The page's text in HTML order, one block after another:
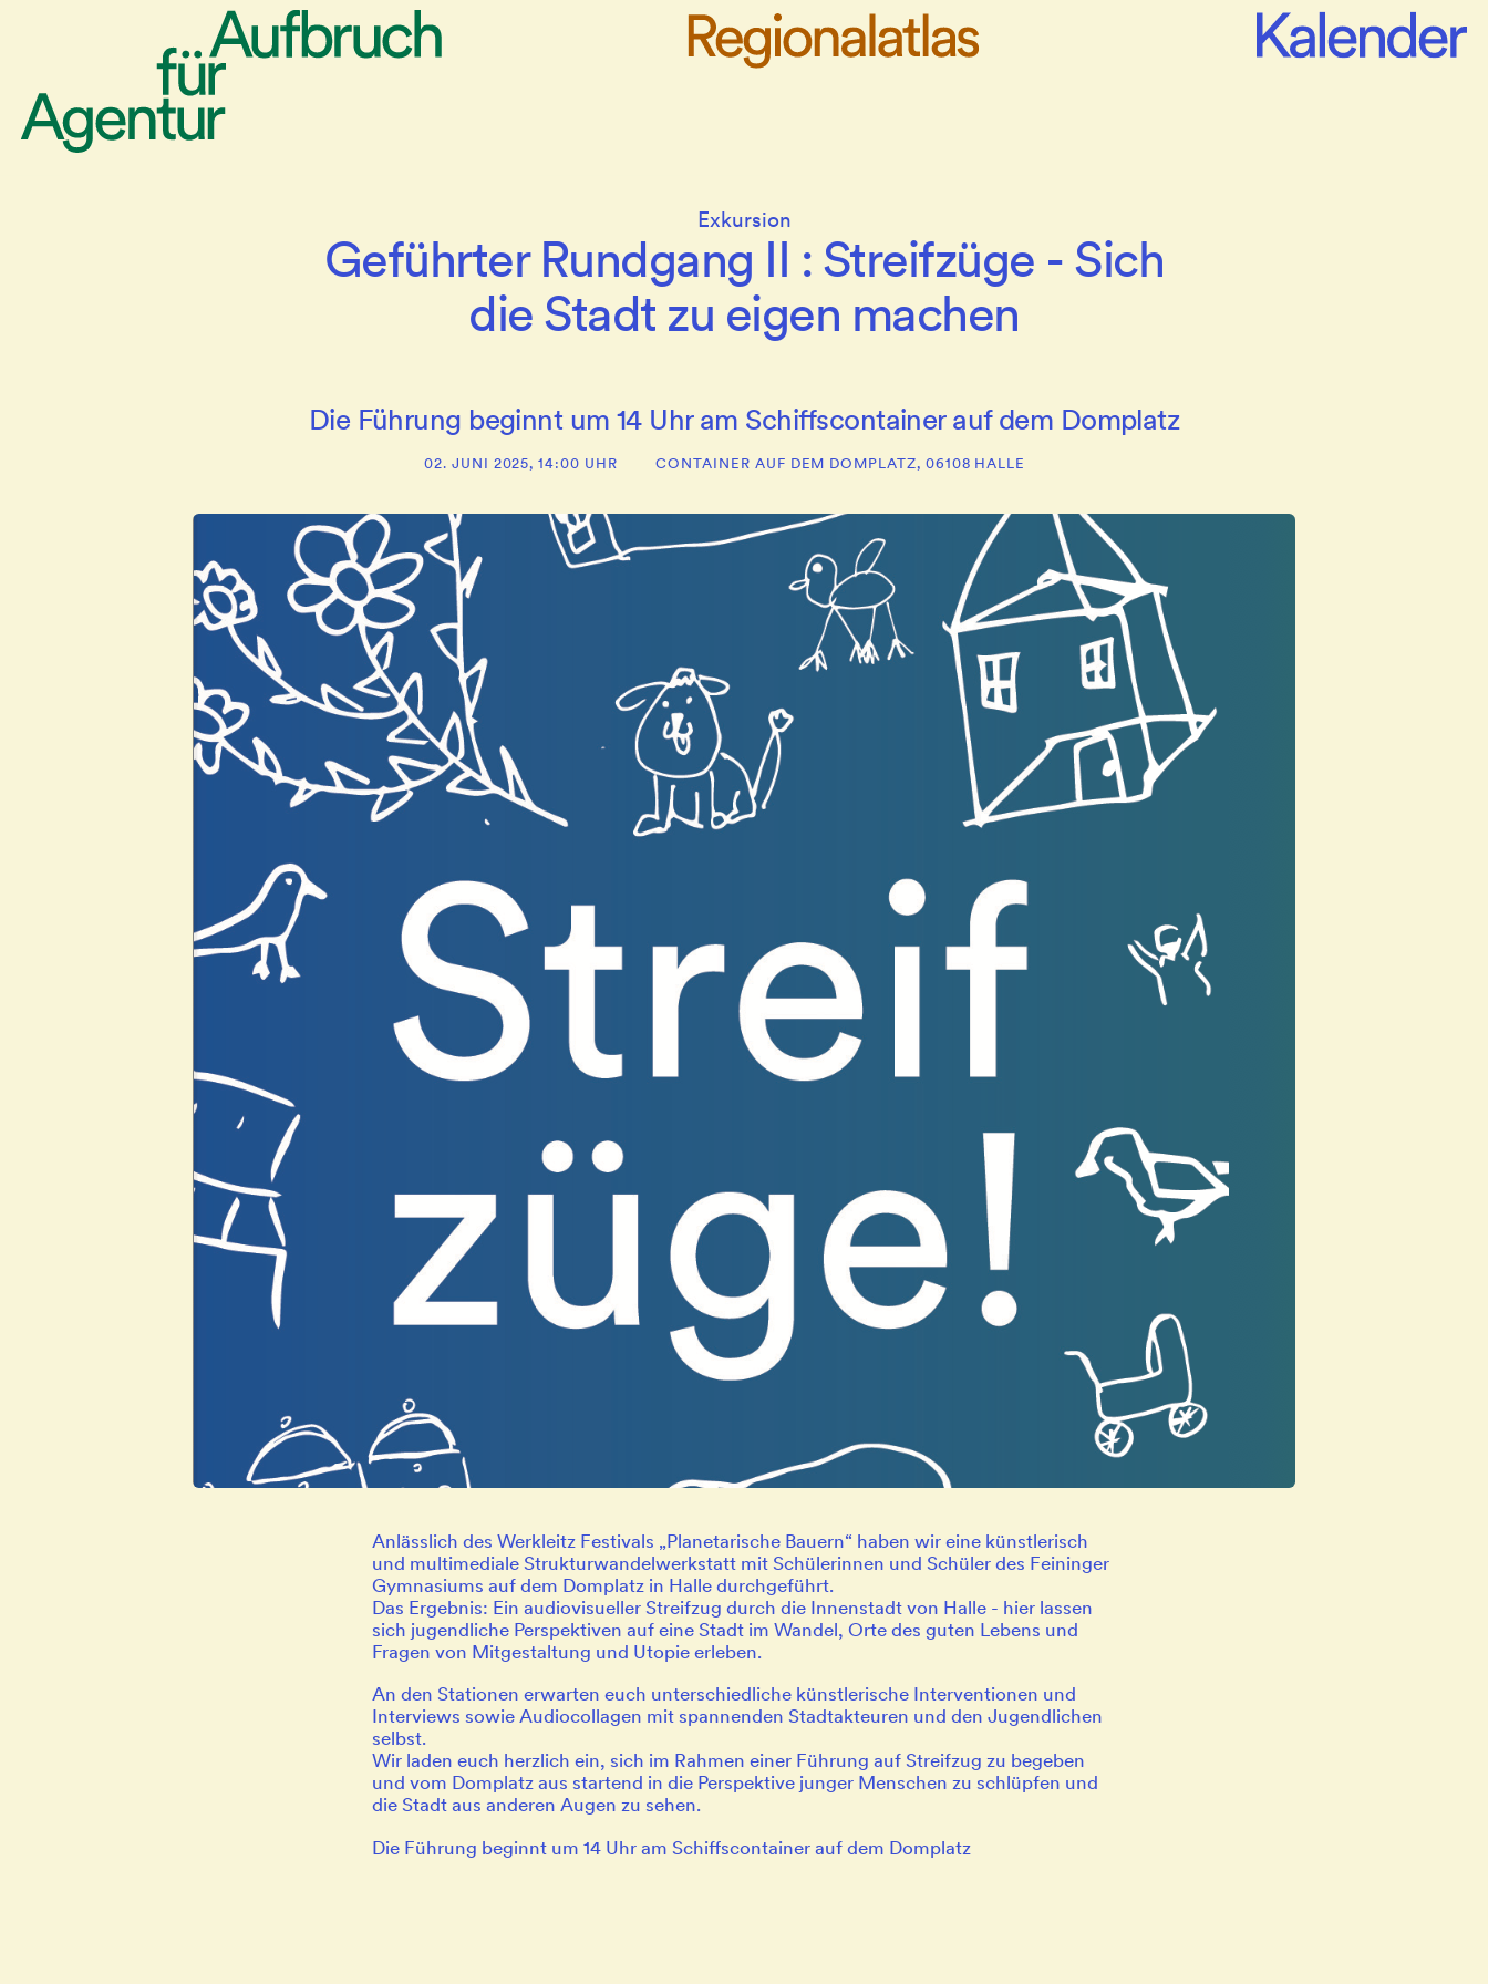
Exkursion
Geführter Rundgang II : Streifzüge - Sich
die Stadt zu eigen machen
Die Führung beginnt um 14 Uhr am Schiffscontainer auf dem Domplatz
02. JUNI 2025, 14:00 UHR CONTAINER AUF DEM DOMPLATZ, 06108 HALLE
Anlässlich des Werkleitz Festivals „Planetarische Bauern“ haben wir eine künstlerisch
und multimediale Strukturwandelwerkstatt mit Schülerinnen und Schüler des Feininger
Gymnasiums auf dem Domplatz in Halle durchgeführt.
Das Ergebnis: Ein audiovisueller Streifzug durch die Innenstadt von Halle - hier lassen
sich jugendliche Perspektiven auf eine Stadt im Wandel, Orte des guten Lebens und
Fragen von Mitgestaltung und Utopie erleben.
An den Stationen erwarten euch unterschiedliche künstlerische Interventionen und
Interviews sowie Audiocollagen mit spannenden Stadtakteuren und den Jugendlichen
selbst.
Wir laden euch herzlich ein, sich im Rahmen einer Führung auf Streifzug zu begeben
und vom Domplatz aus startend in die Perspektive junger Menschen zu schlüpfen und
die Stadt aus anderen Augen zu sehen.
Die Führung beginnt um 14 Uhr am Schiffscontainer auf dem Domplatz